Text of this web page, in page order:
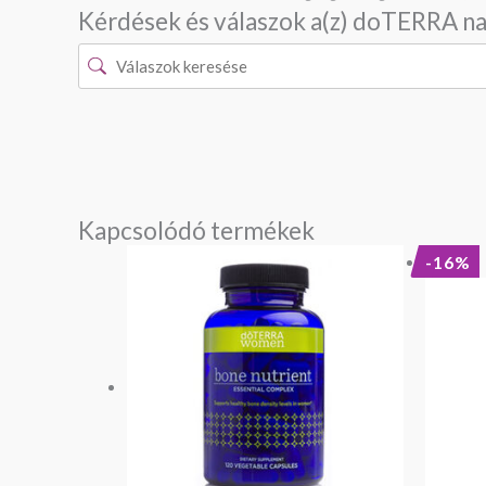
Kérdések és válaszok a(z) doTERRA
Kapcsolódó termékek
-16%